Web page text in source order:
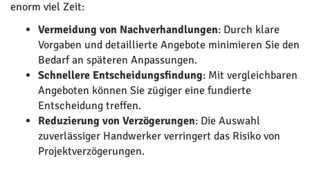
enorm viel Zeit:
Vermeidung von Nachverhandlungen: Durch klare
Vorgaben und detaillierte Angebote minimieren Sie den
Bedarf an späteren Anpassungen.
Schnellere Entscheidungsfindung: Mit vergleichbaren
Angeboten können Sie zügiger eine fundierte
Entscheidung treffen.
Reduzierung von Verzögerungen: Die Auswahl
zuverlässiger Handwerker verringert das Risiko von
Projektverzögerungen.